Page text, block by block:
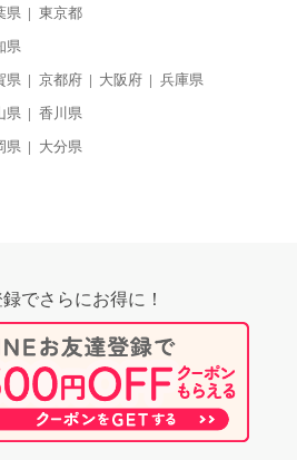
県 東京都
県
県 京都府 大阪府 兵庫県
県 香川県
県 大分県
でさらにお得に！